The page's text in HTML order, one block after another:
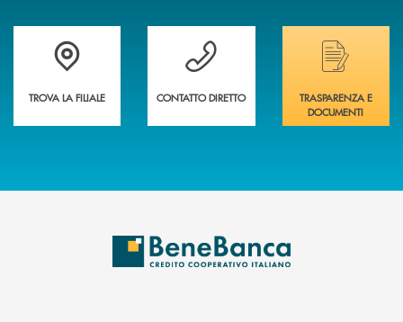
Trova la filiale più vicina a te&nbsp;
TROVA LA FILIALE
Hai bisogno di assistenza immediata?
CONTATTO DIRETTO
Hai bisogno di
TRASPARENZA E
DOCUMENTI